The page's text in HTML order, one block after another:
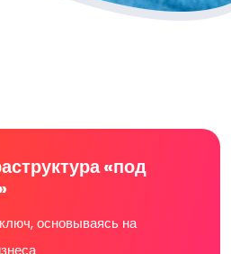
«под
основываясь на